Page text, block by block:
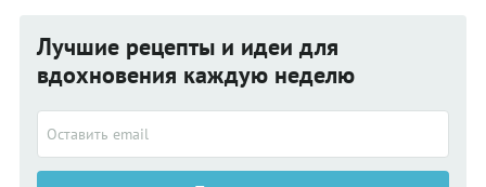
Лучшие рецепты и идеи для
вдохновения каждую неделю